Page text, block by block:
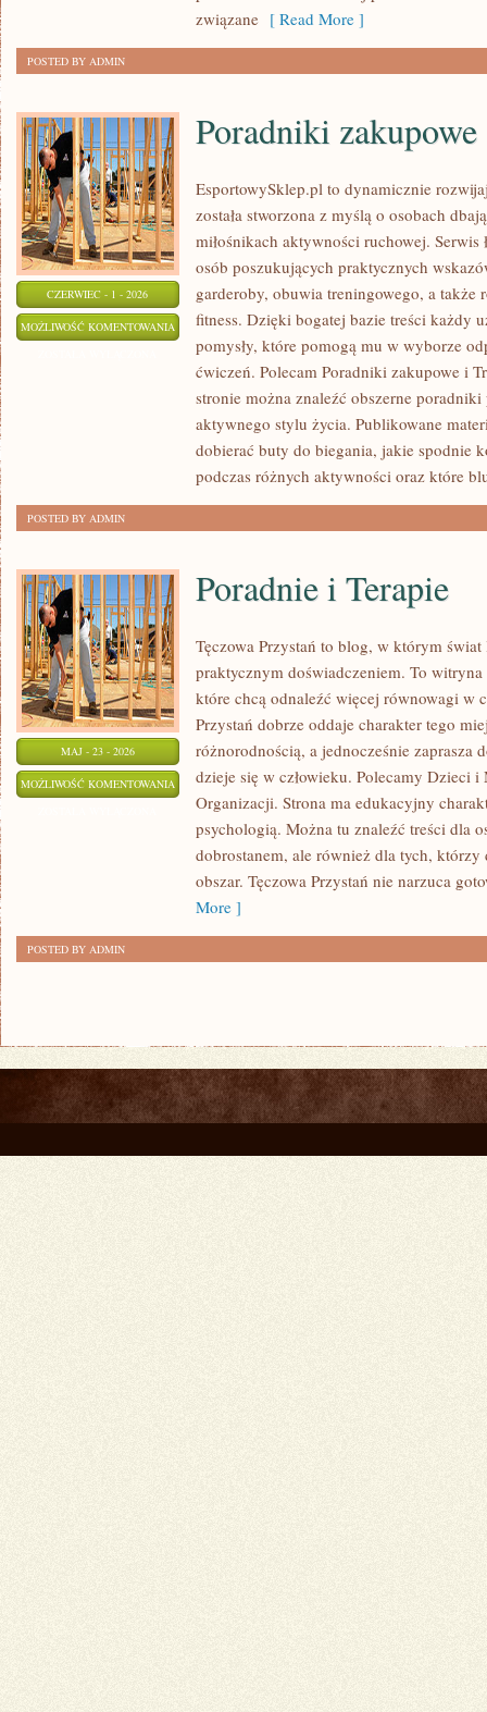
związane [ Read More ]
POSTED BY ADMIN
CZERWIEC - 1 - 2026
MOŻLIWOŚĆ KOMENTOWANIA PORADNIKI
ZAKUPOWE
Poradniki zakupowe
EsportowySklep.pl to dynamicznie
została stworzona z myślą o osobach
miłośnikach aktywności ruchowej.
osób poszukujących praktycznych
garderoby, obuwia treningowego, a także
fitness. Dzięki bogatej bazie treści każdy
pomysły, które pomogą mu w wyborze
ćwiczeń. Polecam Poradniki zakupowe i
stronie można znaleźć obszerne poradniki
aktywnego stylu życia. Publikowane
dobierać buty do biegania, jakie spodnie
podczas różnych aktywności oraz które
POSTED BY ADMIN
MAJ - 23 - 2026
MOŻLIWOŚĆ KOMENTOWANIA PORADNIE
TERAPIE
Poradnie i Terapie
Tęczowa Przystań to blog, w którym
praktycznym doświadczeniem. To
które chcą odnaleźć więcej równowagi w
Przystań dobrze oddaje charakter tego
różnorodnością, a jednocześnie zaprasza
dzieje się w człowieku. Polecamy Dzieci i
Organizacji. Strona ma edukacyjny
psychologią. Można tu znaleźć treści dla
dobrostanem, ale również dla tych,
obszar. Tęczowa Przystań nie narzuca
More ]
POSTED BY ADMIN